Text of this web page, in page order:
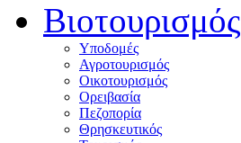
Βιοτουρισμός
Υποδομές
Αγροτουρισμός
Οικοτουρισμός
Ορειβασία
Πεζοπορία
Θρησκευτικός